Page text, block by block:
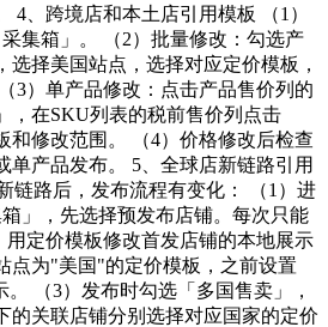
4、跨境店和本土店引用模板 （1）
集箱」。 （2）批量修改：勾选产
选择美国站点，选择对应定价模板，
3）单产品修改：点击产品售价列的
，在SKU列表的税前售价列点击
和修改范围。 （4）价格修改后检查
单产品发布。 5、全球店新链路引用
链路后，发布流程有变化： （1）进
」，先选择预发布店铺。每次只能
用定价模板修改首发店铺的本地展示
点为"美国"的定价模板，之前设置
（3）发布时勾选「多国售卖」，
的关联店铺分别选择对应国家的定价